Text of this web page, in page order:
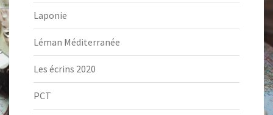
Laponie
Léman Méditerranée
Les écrins 2020
PCT